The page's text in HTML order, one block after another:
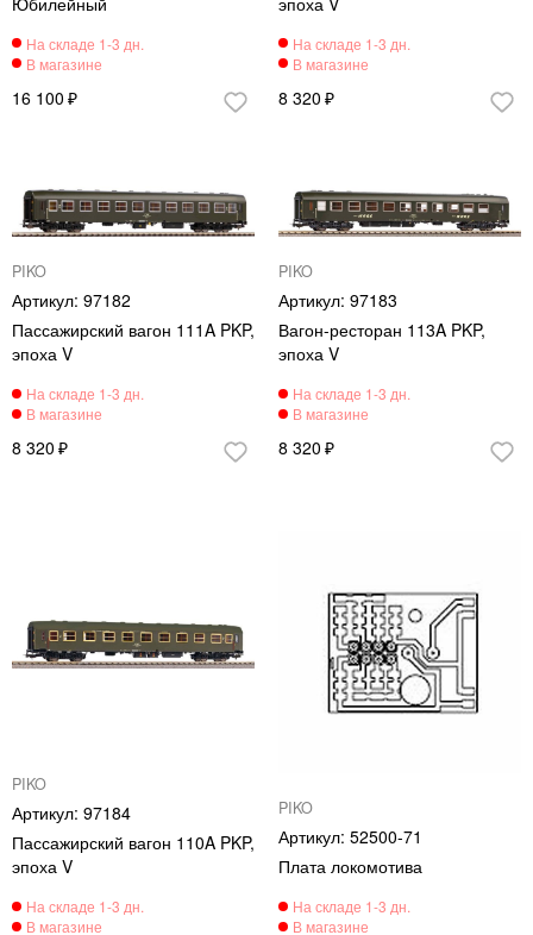
16 100 8 320
PIKO
97182
Пассажирский вагон 111A PKP,
эпоха V
8 320
PIKO
97183
Вагон-ресторан 113A PKP,
эпоха V
8 320
PIKO
97184
Пассажирский вагон 110A PKP,
эпоха V
PIKO
52500-71
Плата локомотива